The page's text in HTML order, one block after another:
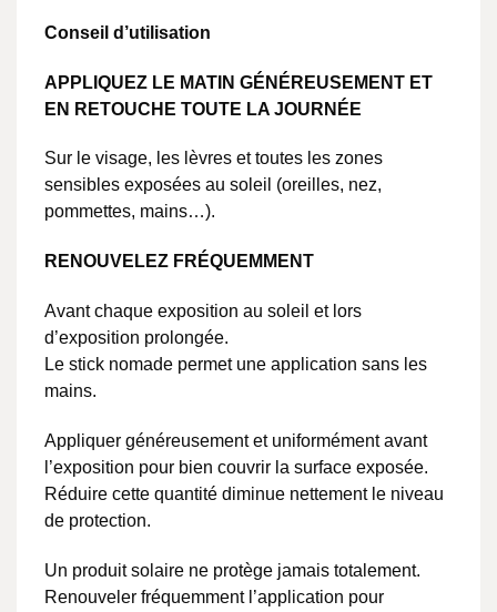
Conseil d’utilisation
APPLIQUEZ LE MATIN GÉNÉREUSEMENT ET
EN RETOUCHE TOUTE LA JOURNÉE
Sur le visage, les lèvres et toutes les zones
sensibles exposées au soleil (oreilles, nez,
pommettes, mains…).
RENOUVELEZ FRÉQUEMMENT
Avant chaque exposition au soleil et lors
d’exposition prolongée.
Le stick nomade permet une application sans les
mains.
Appliquer généreusement et uniformément avant
l’exposition pour bien couvrir la surface exposée.
Réduire cette quantité diminue nettement le niveau
de protection.
Un produit solaire ne protège jamais totalement.
Renouveler fréquemment l’application pour